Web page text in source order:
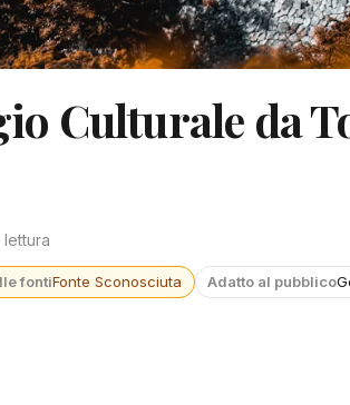
Culturale da
lettura
fontiFonte Sconosciuta Adatto al pubblico